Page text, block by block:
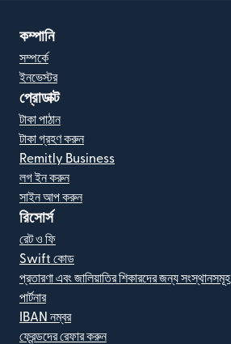
কম্পানি
সম্পর্কে
ইনভেস্টর
প্রোডাক্ট
টাকা পাঠান
টাকা গ্রহণ করুন
Remitly Business
লগ ইন করুন
সাইন আপ করুন
রিসোর্স
রেট ও ফি
Swift কোড
প্রতারণা এবং জালিয়াতির শিকারদের জন্য সংস্থানসমূহ
পার্টনার
IBAN নম্বর
ফ্রেন্ডদের রেফার করুন